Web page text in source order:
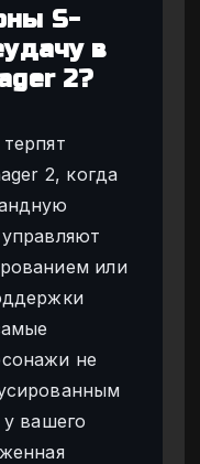
S-
в
2?
2, когда
или
не
вашего